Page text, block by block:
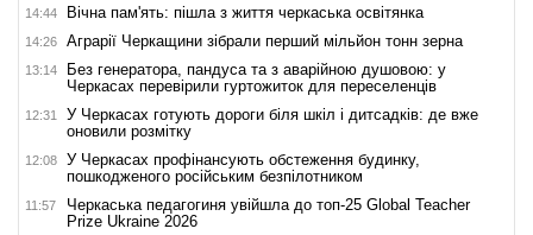
14:44 Вічна пам'ять: пішла з життя черкаська освітянка
14:26 Аграрії Черкащини зібрали перший мільйон тонн зерна
13:14
Без генератора, пандуса та з аварійною душовою: у
Черкасах перевірили гуртожиток для переселенців
12:31
У Черкасах готують дороги біля шкіл і дитсадків: де вже
оновили розмітку
12:08
У Черкасах профінансують обстеження будинку,
пошкодженого російським безпілотником
11:57
Черкаська педагогиня увійшла до топ-25 Global Teacher
Prize Ukraine 2026